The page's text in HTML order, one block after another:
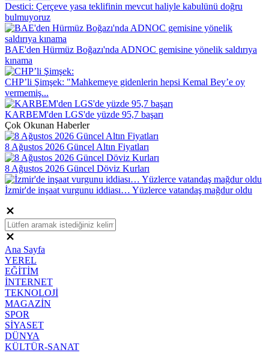
Destici: Çerçeve yasa teklifinin mevcut haliyle kabulünü doğru
bulmuyoruz
BAE'den Hürmüz Boğazı'nda ADNOC gemisine yönelik saldırıya
kınama
CHP’li Şimşek: "Mahkemeye gidenlerin hepsi Kemal Bey’e oy
vermemiş...
KARBEM'den LGS'de yüzde 95,7 başarı
Çok Okunan Haberler
8 Ağustos 2026 Güncel Altın Fiyatları
8 Ağustos 2026 Güncel Döviz Kurları
İzmir'de inşaat vurgunu iddiası… Yüzlerce vatandaş mağdur oldu
Ana Sayfa
YEREL
EĞİTİM
İNTERNET
TEKNOLOJİ
MAGAZİN
SPOR
SİYASET
DÜNYA
KÜLTÜR-SANAT